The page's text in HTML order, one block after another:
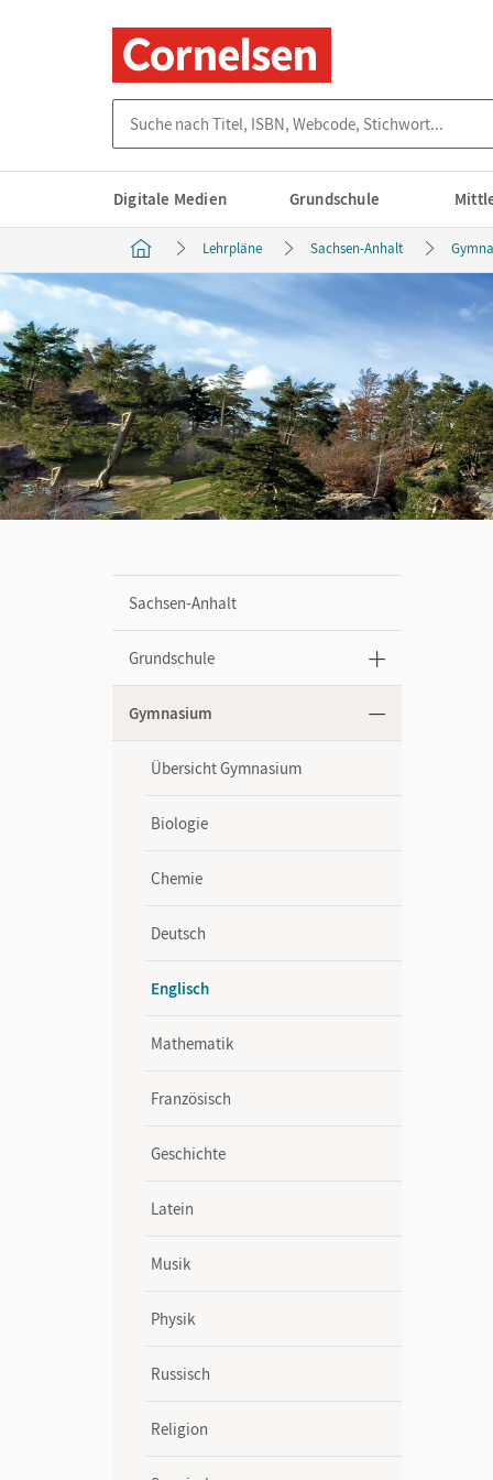
Digitale Medien Grundschule
Lehrpläne Sachsen-Anhalt
Sachsen-Anhalt
Grundschule
Gymnasium
Übersicht Gymnasium
Biologie
Chemie
Deutsch
Englisch
Mathematik
Französisch
Geschichte
Latein
Musik
Physik
Russisch
Religion